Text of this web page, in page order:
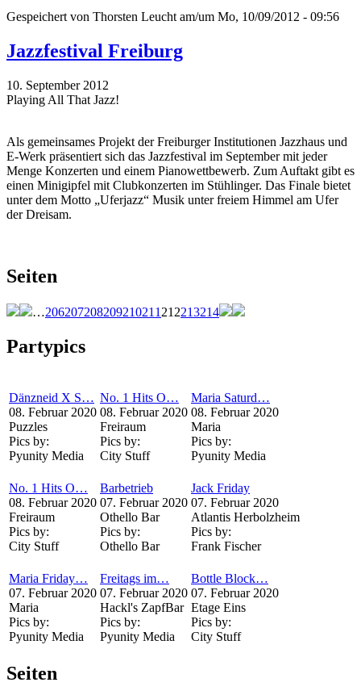
Gespeichert von Thorsten Leucht am/um Mo, 10/09/2012 - 09:56
Jazzfestival Freiburg
10. September 2012
Playing All That Jazz!
Als gemeinsames Projekt der Freiburger Institutionen Jazzhaus und
E-Werk präsentiert sich das Jazzfestival im September mit jeder
Menge Konzerten und einem Pianowettbewerb. Zum Auftakt gibt es
einen Minigipfel mit Clubkonzerten im Stühlinger. Das Finale bietet
unter dem Motto „Uferjazz“ Musik unter freiem Himmel am Ufer
der Dreisam.
Seiten
…206207208209210211 212213214
Partypics
Dänzneid X S…
08. Februar 2020
Puzzles
Pics by:
Pyunity Media
No. 1 Hits O…
08. Februar 2020
Freiraum
Pics by:
City Stuff
Maria Saturd…
08. Februar 2020
Maria
Pics by:
Pyunity Media
No. 1 Hits O…
08. Februar 2020
Freiraum
Pics by:
City Stuff
Barbetrieb
07. Februar 2020
Othello Bar
Pics by:
Othello Bar
Jack Friday
07. Februar 2020
Atlantis Herbolzheim
Pics by:
Frank Fischer
Maria Friday…
07. Februar 2020
Maria
Pics by:
Pyunity Media
Freitags im…
07. Februar 2020
Hackl's ZapfBar
Pics by:
Pyunity Media
Bottle Block…
07. Februar 2020
Etage Eins
Pics by:
City Stuff
Seiten